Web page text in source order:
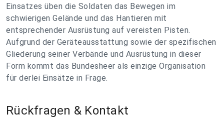
Einsatzes üben die Soldaten das Bewegen im
schwierigen Gelände und das Hantieren mit
entsprechender Ausrüstung auf vereisten Pisten.
Aufgrund der Geräteausstattung sowie der spezifischen
Gliederung seiner Verbände und Ausrüstung in dieser
Form kommt das Bundesheer als einzige Organisation
für derlei Einsätze in Frage.
Rückfragen & Kontakt